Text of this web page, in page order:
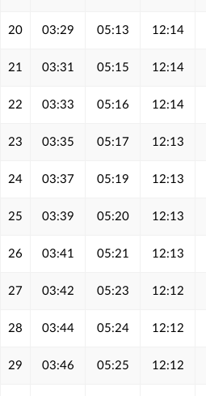
20 03:29 05:13 12:14
21 03:31 05:15 12:14
22 03:33 05:16 12:14
23 03:35 05:17 12:13
24 03:37 05:19 12:13
25 03:39 05:20 12:13
26 03:41 05:21 12:13
27 03:42 05:23 12:12
28 03:44 05:24 12:12
29 03:46 05:25 12:12